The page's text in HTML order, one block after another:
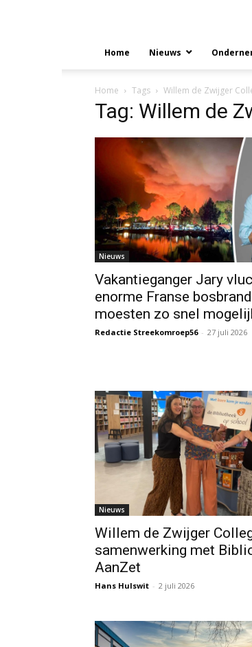
Home Nieuws
Home Tags Willem de Zwijger
Tag: Willem de
Nieuws
Vakantieganger Jary
enorme Franse
moesten zo snel
Redactie Streekomroep56 - 27 juli 2026
Nieuws
Willem de Zwijger
samenwerking met
AanZet
Hans Hulswit - 2 juli 2026